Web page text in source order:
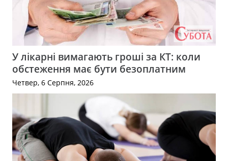
У лікарні вимагають гроші за КТ: коли
обстеження має бути безоплатним
Четвер, 6 Серпня, 2026